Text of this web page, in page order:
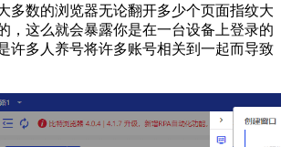
多数的浏览器无论翻开多少个页面指纹大
，这么就会暴露你是在一台设备上登录的
许多人养号将许多账号相关到一起而导致